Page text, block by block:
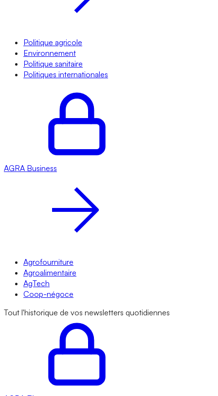
Politique agricole
Environnement
Politique sanitaire
Politiques internationales
AGRA Business
Agrofourniture
Agroalimentaire
AgTech
Coop-négoce
Tout l'historique de vos newsletters quotidiennes